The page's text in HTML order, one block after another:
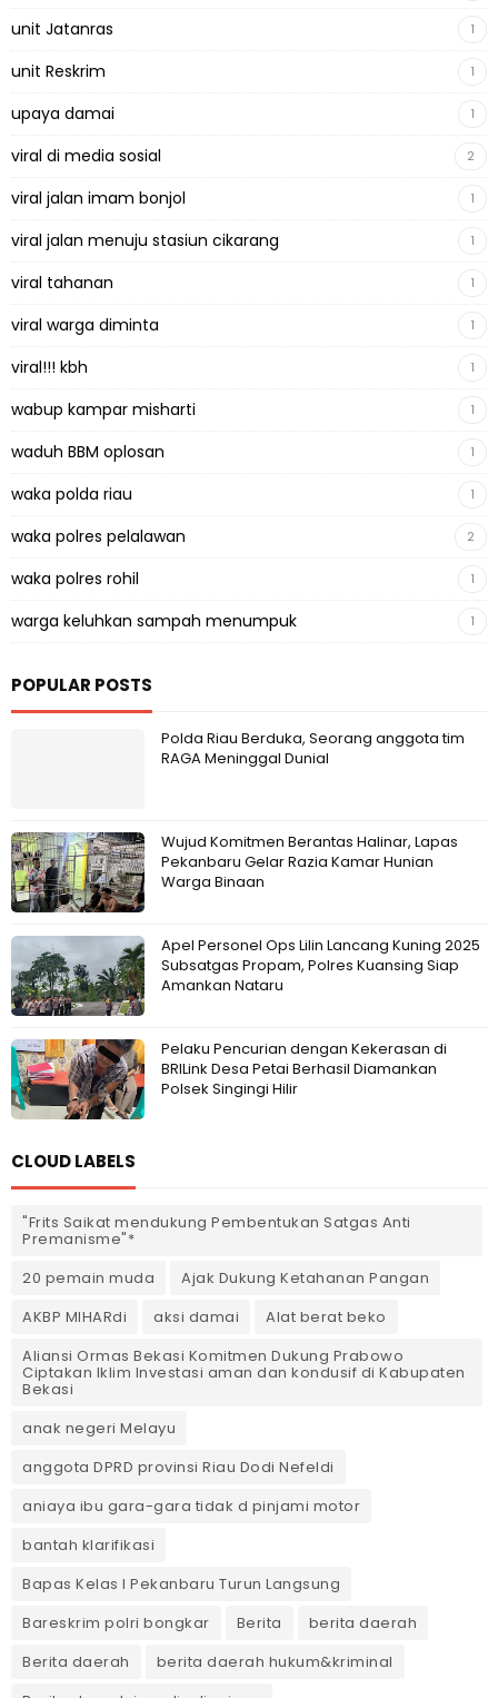
unit Jatanras 1
unit Reskrim 1
upaya damai 1
viral di media sosial 2
viral jalan imam bonjol 1
viral jalan menuju stasiun cikarang 1
viral tahanan 1
viral warga diminta 1
viral!!! kbh 1
wabup kampar misharti 1
waduh BBM oplosan 1
waka polda riau 1
waka polres pelalawan 2
waka polres rohil 1
warga keluhkan sampah menumpuk 1
POPULAR POSTS
Polda Riau Berduka, Seorang anggota tim
RAGA Meninggal Dunial
Wujud Komitmen Berantas Halinar, Lapas
Pekanbaru Gelar Razia Kamar Hunian
Warga Binaan
Apel Personel Ops Lilin Lancang Kuning 2025
Subsatgas Propam, Polres Kuansing Siap
Amankan Nataru
Pelaku Pencurian dengan Kekerasan di
BRILink Desa Petai Berhasil Diamankan
Polsek Singingi Hilir
CLOUD LABELS
"Frits Saikat mendukung Pembentukan Satgas Anti
Premanisme"*
20 pemain muda
Ajak Dukung Ketahanan Pangan
AKBP MIHARdi
aksi damai
Alat berat beko
Aliansi Ormas Bekasi Komitmen Dukung Prabowo
Ciptakan Iklim Investasi aman dan kondusif di Kabupaten
Bekasi
anak negeri Melayu
anggota DPRD provinsi Riau Dodi Nefeldi
aniaya ibu gara-gara tidak d pinjami motor
bantah klarifikasi
Bapas Kelas I Pekanbaru Turun Langsung
Bareskrim polri bongkar
Berita
berita daerah
Berita daerah
berita daerah hukum&kriminal